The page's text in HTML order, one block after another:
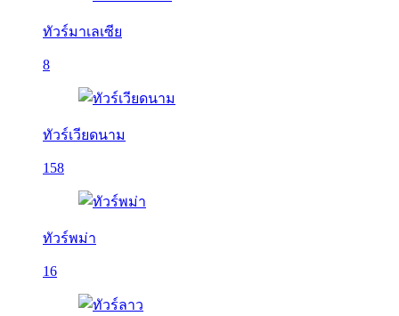
ทัวร์มาเลเซีย
8
ทัวร์เวียดนาม
158
ทัวร์พม่า
16